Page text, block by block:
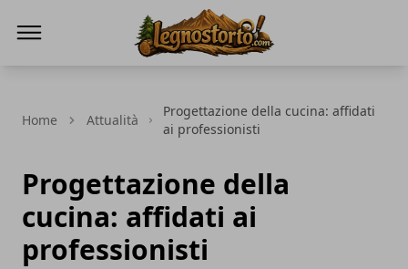
Home Attualità
Progettazione della cucina: affidati
ai professionisti
Progettazione della
cucina: affidati ai
professionisti